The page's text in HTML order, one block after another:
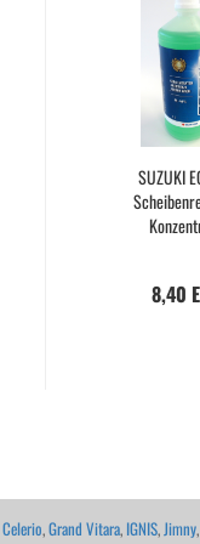
SUZUKI
8,40
Celerio,Grand Vitara, IGNIS,Jimny,